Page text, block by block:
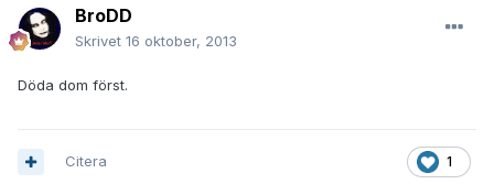
BroDD
Skrivet 16 oktober, 2013
Döda dom först.
1
Citera